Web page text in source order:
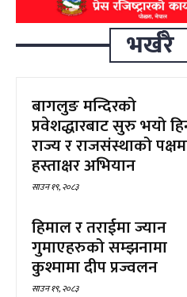
भर्खरै
बागलुङ मन्दिरको
प्रवेशद्धारबाट सुरु भयो
राज्य र राजसंस्थाको
हस्ताक्षर अभियान
साउन १९, २०८३
हिमाल र तराईमा ज्यान
गुमाएहरुको सम्झनामा
कुश्मामा दीप प्रज्वलन
साउन १९, २०८३